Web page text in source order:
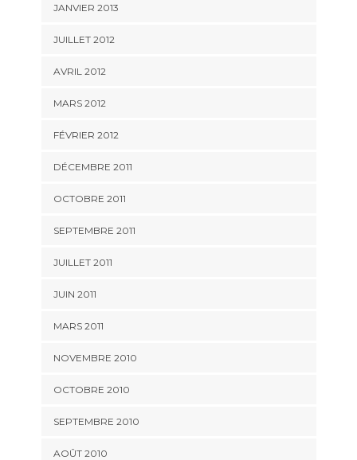
JANVIER 2013
JUILLET 2012
AVRIL 2012
MARS 2012
FÉVRIER 2012
DÉCEMBRE 2011
OCTOBRE 2011
SEPTEMBRE 2011
JUILLET 2011
JUIN 2011
MARS 2011
NOVEMBRE 2010
OCTOBRE 2010
SEPTEMBRE 2010
AOÛT 2010